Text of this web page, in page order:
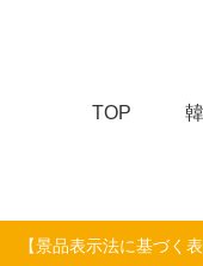
TOP
【景品表示法に基づく